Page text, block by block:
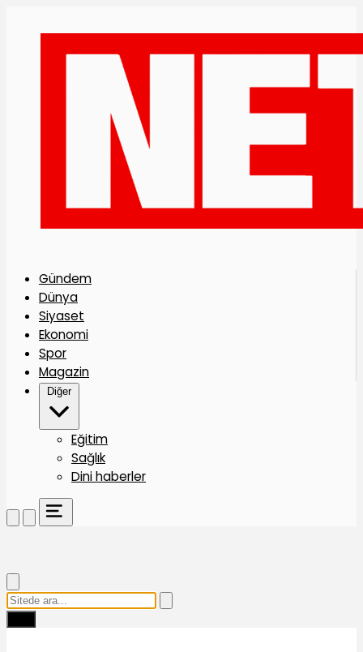
Gündem
Dünya
Siyaset
Ekonomi
Spor
Magazin
Diğer
Eğitim
Sağlık
Dini haberler